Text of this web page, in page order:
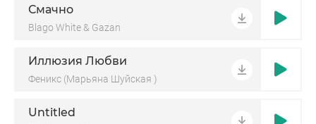
Смачно
Blago White & Gazan
Иллюзия Любви
Феникс (Марьяна Шуйская )
Untitled